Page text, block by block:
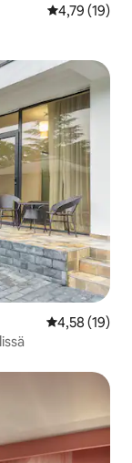
4,79 (19)
4,58 (19)